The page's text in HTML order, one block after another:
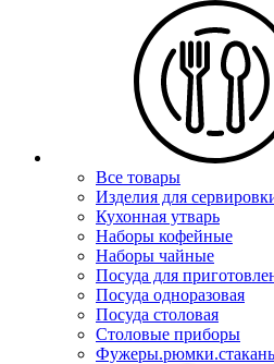
Все товары
Изделия для
Кухонная утварь
Наборы кофейные
Наборы чайные
Посуда для
Посуда одноразовая
Посуда столовая
Столовые приборы